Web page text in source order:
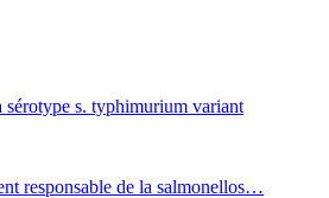
sérotype s. typhimurium variant
responsable de la salmonellos…